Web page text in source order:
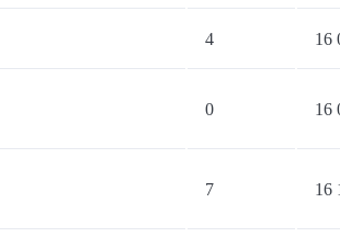
4 16
0 16
7 16